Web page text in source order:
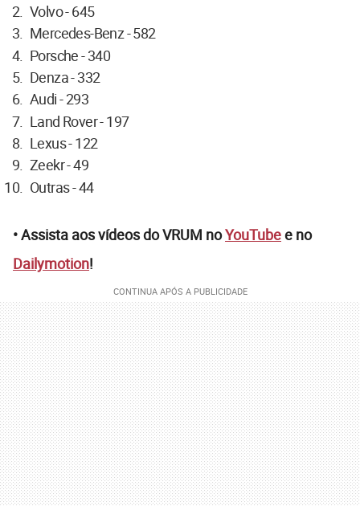
Volvo - 645
Mercedes-Benz - 582
Porsche - 340
Denza - 332
Audi - 293
Land Rover - 197
Lexus - 122
Zeekr - 49
Outras - 44
• Assista aos vídeos do VRUM noYouTubee no
Dailymotion!